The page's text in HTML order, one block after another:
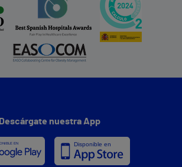
Descárgate nuestra App